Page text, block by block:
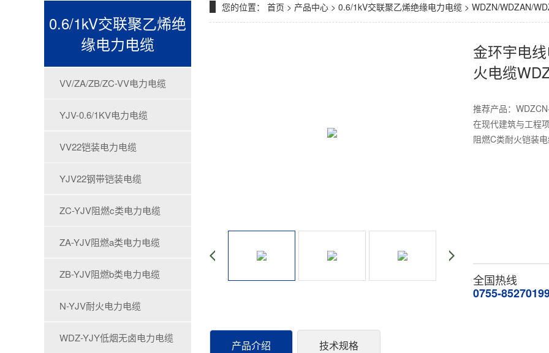
0.6/1kV交联聚乙烯绝
缘电力电缆
VV/ZA/ZB/ZC-VV电力电缆
YJV-0.6/1KV电力电缆
VV22铠装电力电缆
YJV22钢带铠装电缆
ZC-YJV阻燃c类电力电缆
ZA-YJV阻燃a类电力电缆
ZB-YJV阻燃b类电力电缆
N-YJV耐火电力电缆
WDZ-YJY低烟无卤电力电缆
您的位置： 首页 > 产品中心 > 0.6/1kV交联聚乙烯绝缘电力电缆 > WDZN/WDZAN/
金环宇电
火电缆
推荐产品：
在现代建筑与工程
阻燃C类耐火铠装
全国热线
0755-
产品介绍 技术规格